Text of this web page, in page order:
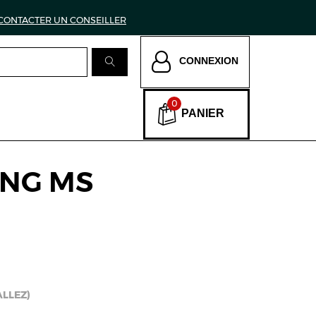
UN CONSEILLER
CONNEXION
0
PANIER
MS